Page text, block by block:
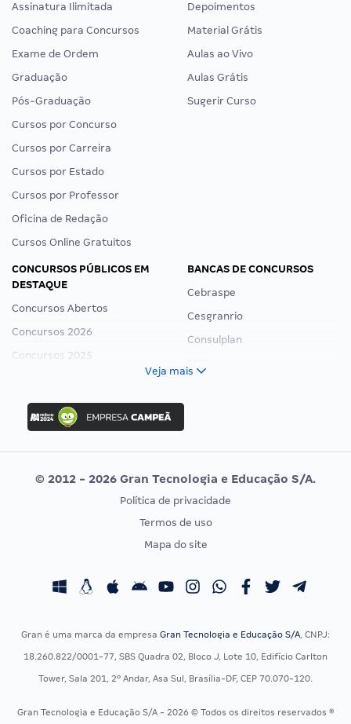
Assinatura Ilimitada
Coaching para Concursos
Exame de Ordem
Graduação
Pós-Graduação
Cursos por Concurso
Cursos por Carreira
Cursos por Estado
Cursos por Professor
Oficina de Redação
Cursos Online Gratuitos
Depoimentos
Material Grátis
Aulas ao Vivo
Aulas Grátis
Sugerir Curso
CONCURSOS PÚBLICOS EM
DESTAQUE
Concursos Abertos
Concursos 2026
Concursos 2025
Concurso Ibama
Concurso MPU
Editais publicados
BANCAS DE CONCURSOS
Cebraspe
Cesgranrio
Consulplan
Vunesp
CONCURSOS POR PROFISSÃO
Concursos Fiscais
Concursos Saúde
Residência Multiprofissional
EXAME DE ORDEM
Calendário OAB
Veja mais
© 2012 - 2026 Gran Tecnologia e Educação S/A.
Política de privacidade
Termos de uso
Mapa do site
Gran é uma marca da empresa Gran Tecnologia e Educação S/A, CNPJ:
18.260.822/0001-77, SBS Quadra 02, Bloco J, Lote 10, Edifício Carlton
Tower, Sala 201, 2º Andar, Asa Sul, Brasília-DF, CEP 70.070-120.
Gran Tecnologia e Educação S/A - 2026 © Todos os direitos reservados ®